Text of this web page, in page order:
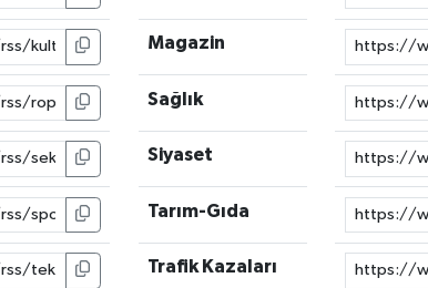
Magazin
Sağlık
Siyaset
Tarım-Gıda
Trafik Kazaları